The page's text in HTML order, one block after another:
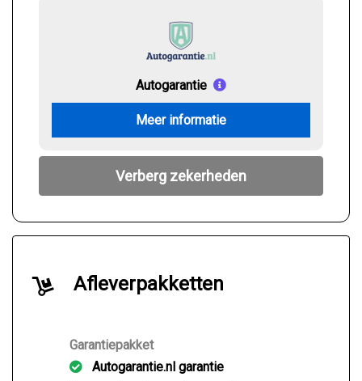
Autogarantie
Meer informatie
Verberg zekerheden
Afleverpakketten
Garantiepakket
Autogarantie.nl garantie